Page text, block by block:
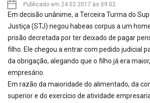
Publicado em 24.02.2017 às 09:02
Em decisão unânime, a Terceira Turma do
Justiça (STJ) negou habeas corpus a um
prisão decretada por ter deixado de pagar
filho. Ele chegou a entrar com pedido judicial
da obrigação, alegando que o filho já era
empresário.
Em razão da maioridade do alimentado, da
superior e do exercício de atividade